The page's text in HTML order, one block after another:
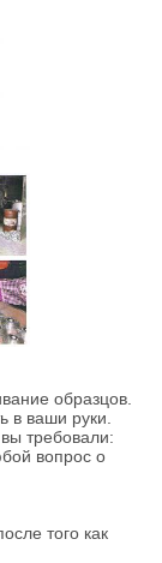
образцов.
в ваши руки.
требовали:
вопрос о
того как